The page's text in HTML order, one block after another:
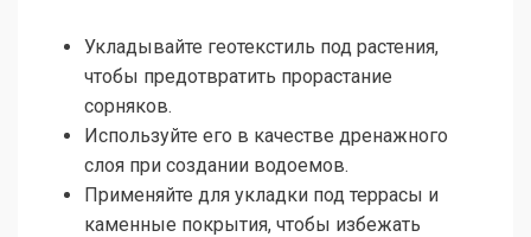
Укладывайте геотекстиль под растения,
чтобы предотвратить прорастание
сорняков.
Используйте его в качестве дренажного
слоя при создании водоемов.
Применяйте для укладки под террасы и
каменные покрытия, чтобы избежать